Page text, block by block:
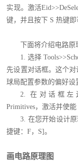
实现。激活
键，并且按下 S 热键即
下面将介绍电路原
1. 选择
先设置对话框。这个
球局配置参数的偏好设
2. 在对话框左
Primitives，激活并使能
3. 在您开始设计
捷键：F，S]。
画电路原理图